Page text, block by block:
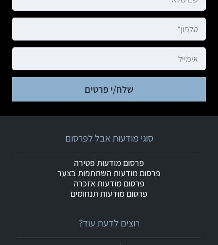
שלח/י פרטים
רוצים לדעת עוד?
סוגי מודעות אבל לפרסום
פרסום מודעות פטירה
פרסום מודעות השתתפות בצער
פרסום מודעות אזכרה
פרסום מודעות תנחומים